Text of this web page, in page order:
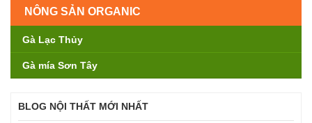
NÔNG SẢN ORGANIC
Gà Lạc Thủy
Gà mía Sơn Tây
BLOG NỘI THẤT MỚI NHẤT